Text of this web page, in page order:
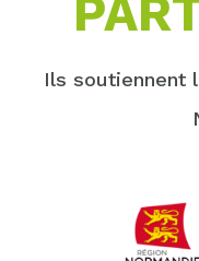
Ils soutiennent